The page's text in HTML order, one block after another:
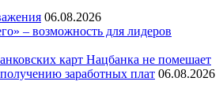
06.08.2026
– возможность для лидеров
карт Нацбанка не помешает
заработных плат 06.08.2026